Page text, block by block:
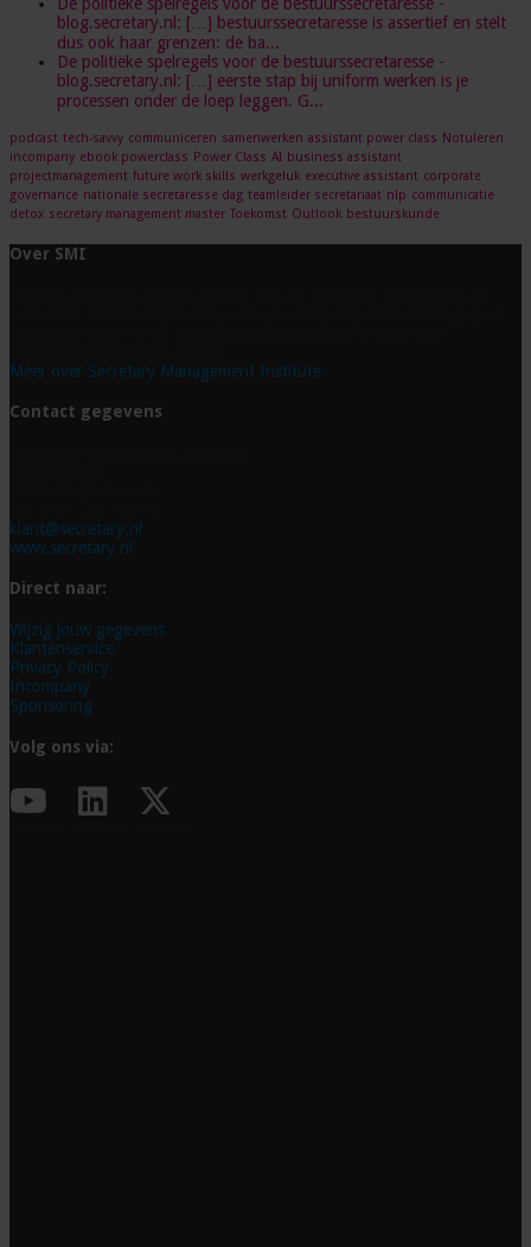
De politieke spelregels voor de bestuurssecretaresse -
blog.secretary.nl: […] bestuurssecretaresse is assertief en stelt
dus ook haar grenzen: de ba...
De politieke spelregels voor de bestuurssecretaresse -
blog.secretary.nl: […] eerste stap bij uniform werken is je
processen onder de loep leggen. G...
podcast tech-savvy communiceren samenwerken assistant power class Notuleren
incompany ebook powerclass Power Class AI business assistant
projectmanagement future work skills werkgeluk executive assistant corporate
governance nationale secretaresse dag teamleider secretariaat nlp communicatie
detox secretary management master Toekomst Outlook bestuurskunde
Over SMI
Meer over Secretary Management Institute
Contact gegevens
klant@secretary.nl
www.secretary.nl
Direct naar:
Wijzig jouw gegevens
Klantenservice
Privacy Policy
Incompany
Sponsoring
Volg ons via: